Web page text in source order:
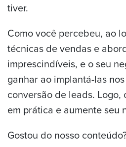
tiver.
Como você percebeu, ao
técnicas de vendas e
imprescindíveis, e o seu
ganhar ao implantá-las
conversão de leads. Logo,
em prática e aumente seu
Gostou do nosso